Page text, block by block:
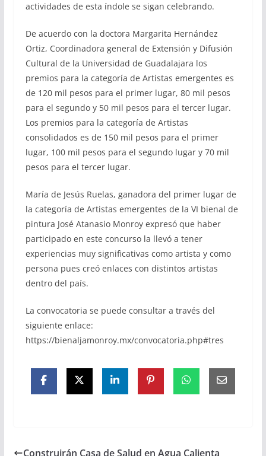
actividades de esta índole se sigan celebrando.
De acuerdo con la doctora Margarita Hernández
Ortiz, Coordinadora general de Extensión y Difusión
Cultural de la Universidad de Guadalajara los
premios para la categoría de Artistas emergentes es
de 120 mil pesos para el primer lugar, 80 mil pesos
para el segundo y 50 mil pesos para el tercer lugar.
Los premios para la categoría de Artistas
consolidados es de 150 mil pesos para el primer
lugar, 100 mil pesos para el segundo lugar y 70 mil
pesos para el tercer lugar.
María de Jesús Ruelas, ganadora del primer lugar de
la categoría de Artistas emergentes de la VI bienal de
pintura José Atanasio Monroy expresó que haber
participado en este concurso la llevó a tener
experiencias muy significativas como artista y como
persona pues creó enlaces con distintos artistas
dentro del país.
La convocatoria se puede consultar a través del
siguiente enlace:
https://bienaljamonroy.mx/convocatoria.php#tres
Construirán Casa de Salud en Agua Calienta